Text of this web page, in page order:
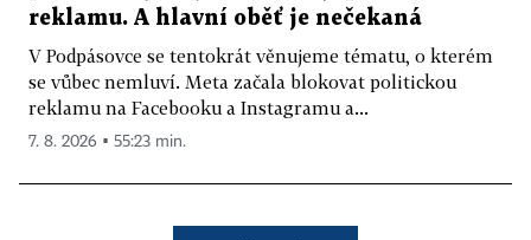
reklamu. A hlavní oběť je nečekaná
V Podpásovce se tentokrát věnujeme tématu, o kterém
se vůbec nemluví. Meta začala blokovat politickou
reklamu na Facebooku a Instagramu a...
7. 8. 2026 ▪ 55:23 min.